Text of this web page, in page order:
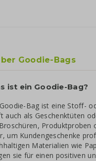
Goodie-Bags
ist ein Goodie-Bag?
Bag ist eine Stoff-
auch als Geschenktüten
Produktproben
um Kundengeschenke
Materialien wie
sie für einen positiven